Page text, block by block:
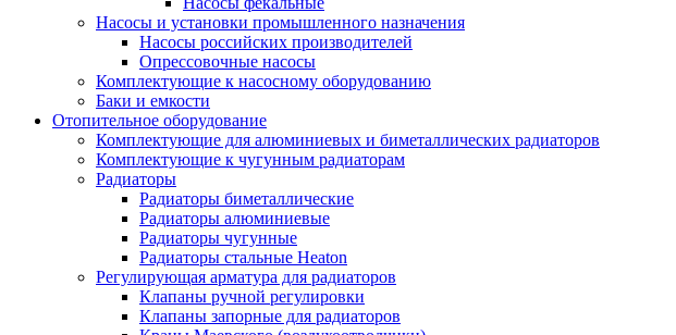
Насосы и установки промышленного назначения
Насосы российских производителей
Опрессовочные насосы
Комплектующие к насосному оборудованию
Баки и емкости
Отопительное оборудование
Комплектующие для алюминиевых и биметаллических радиаторов
Комплектующие к чугунным радиаторам
Радиаторы
Радиаторы биметаллические
Радиаторы алюминиевые
Радиаторы чугунные
Радиаторы стальные Heaton
Регулирующая арматура для радиаторов
Клапаны ручной регулировки
Клапаны запорные для радиаторов